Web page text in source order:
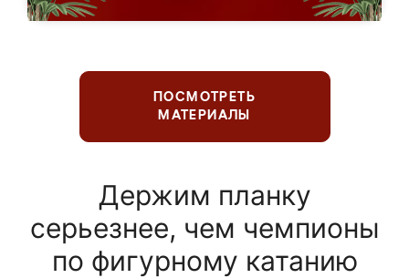
ПОСМОТРЕТЬ
МАТЕРИАЛЫ
Держим планку
серьезнее, чем чемпионы
по фигурному катанию